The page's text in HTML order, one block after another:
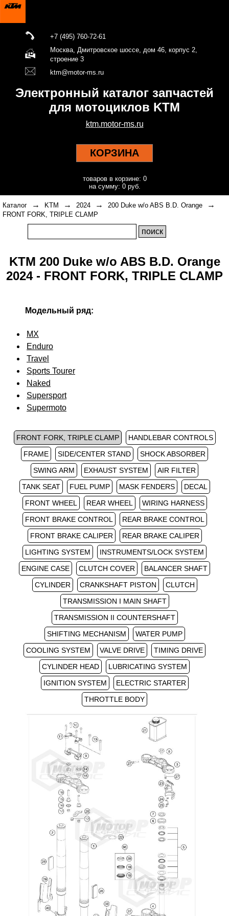
+7 (495) 760-72-61
Москва, Дмитровское шоссе, дом 46, корпус 2,
строение 3
ktm@motor-ms.ru
Электронный каталог запчастей
для мотоциклов KTM
ktm.motor-ms.ru
КОРЗИНА
товаров в корзине: 0
на сумму: 0 руб.
Каталог → KTM → 2024 → 200 Duke w/o ABS B.D. Orange →
FRONT FORK, TRIPLE CLAMP
KTM 200 Duke w/o ABS B.D. Orange
2024 - FRONT FORK, TRIPLE CLAMP
Модельный ряд:
MX
Enduro
Travel
Sports Tourer
Naked
Supersport
Supermoto
FRONT FORK, TRIPLE CLAMP
HANDLEBAR CONTROLS
FRAME
SIDE/CENTER STAND
SHOCK ABSORBER
SWING ARM
EXHAUST SYSTEM
AIR FILTER
TANK SEAT
FUEL PUMP MASK FENDERS
DECAL
FRONT WHEEL
REAR WHEEL
WIRING HARNESS
FRONT BRAKE CONTROL
REAR BRAKE CONTROL
FRONT BRAKE CALIPER
REAR BRAKE CALIPER
LIGHTING SYSTEM
INSTRUMENTS/LOCK SYSTEM
ENGINE CASE
CLUTCH COVER
BALANCER SHAFT
CYLINDER
CRANKSHAFT PISTON
CLUTCH
TRANSMISSION I MAIN SHAFT
TRANSMISSION II COUNTERSHAFT
SHIFTING MECHANISM
WATER PUMP
COOLING SYSTEM
VALVE DRIVE
TIMING DRIVE
CYLINDER HEAD
LUBRICATING SYSTEM
IGNITION SYSTEM
ELECTRIC STARTER
THROTTLE BODY